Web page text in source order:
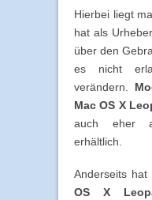
Hierbei liegt
hat als
über den
es nicht
verändern.
Mac OS X
auch eher
erhältlich.
Anderseits
OS X